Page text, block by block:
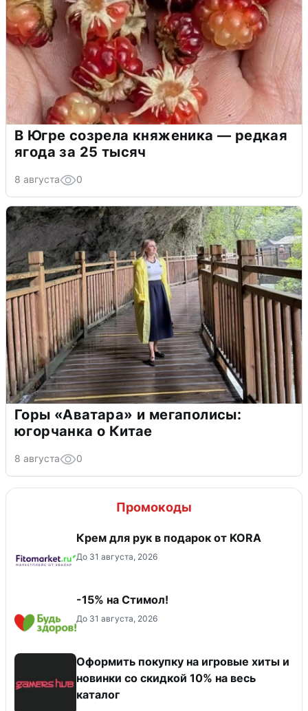
В Югре созрела княженика — редкая
ягода за 25 тысяч
8 августа 0
Горы «Аватара» и мегаполисы:
югорчанка о Китае
8 августа 0
Промокоды
Крем для рук в подарок от KORA
До 31 августа, 2026
-15% на Стимол!
До 31 августа, 2026
Оформить покупку на игровые хиты и
новинки со скидкой 10% на весь
каталог